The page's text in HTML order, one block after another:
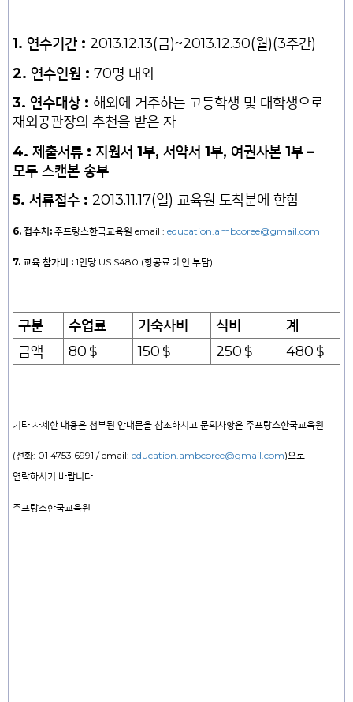
1. 연수기간 : 2013.12.13(금)~2013.12.30(월)(3주간)
2. 연수인원 : 70명 내외
3. 연수대상 : 해외에 거주하는 고등학생 및 대학생으로
재외공관장의 추천을 받은 자
4. 제출서류 : 지원서 1부, 서약서 1부, 여권사본 1부 –
모두 스캔본 송부
5. 서류접수 : 2013.11.17(일) 교육원 도착분에 한함
6. 접수처: 주프랑스한국교육원 email : education.ambcoree@gmail.com
7. 교육 참가비 : 1인당 US $480 (항공료 개인 부담)
구분 수업료 기숙사비 식비
계
금액
80 ＄ 150 ＄ 250 ＄ 480 ＄
기타 자세한 내용은 첨부된 안내문을 참조하시고 문의사항은 주프랑스한국교육원
(전화: 01 4753 6991 / email: education.ambcoree@gmail.com)으로
연락하시기 바랍니다.
주프랑스한국교육원